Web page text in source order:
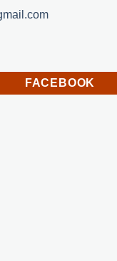
FACEBOOK